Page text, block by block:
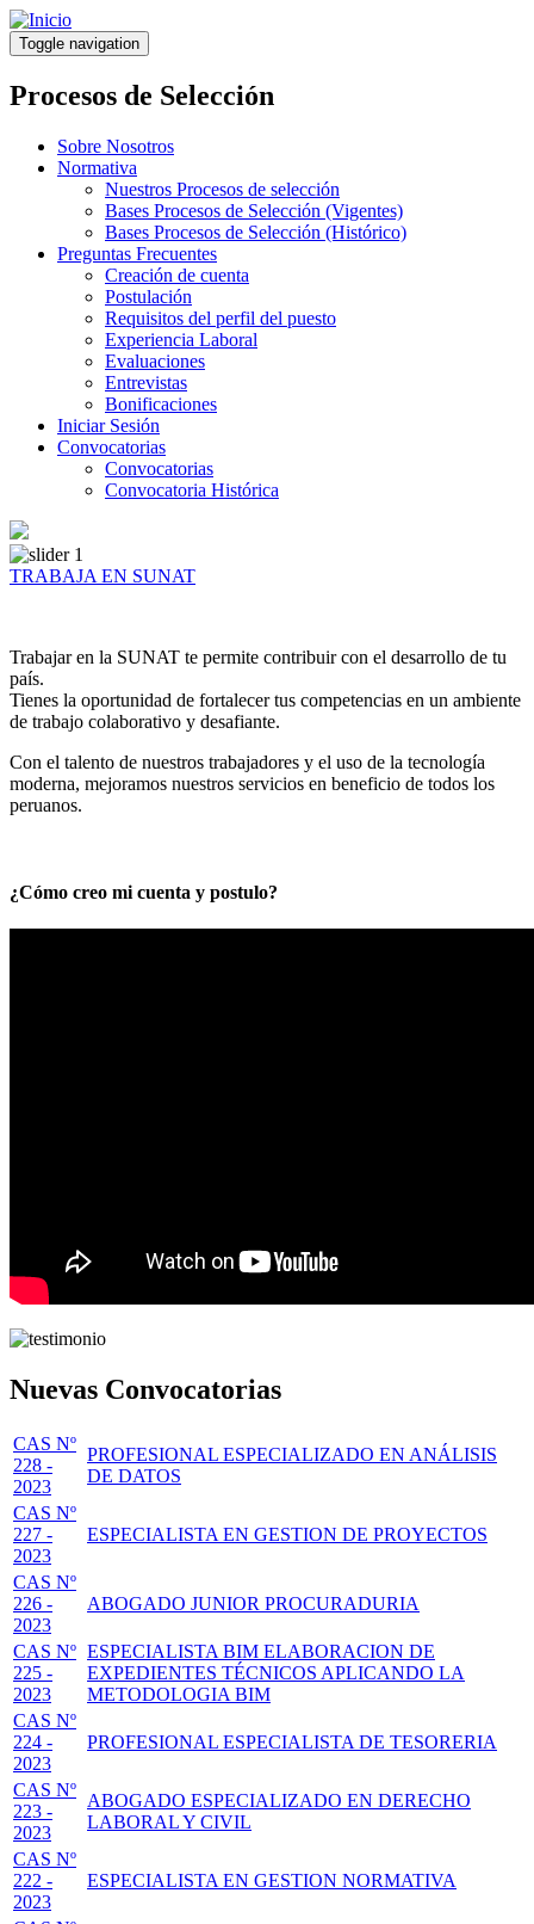
Pasar
al
contenido
principal
Toggle navigation
Procesos de Selección
Sobre Nosotros
Normativa
Nuestros Procesos de selección
Bases Procesos de Selección (Vigentes)
Bases Procesos de Selección (Histórico)
Preguntas Frecuentes
Creación de cuenta
Postulación
Requisitos del perfil del puesto
Experiencia Laboral
Evaluaciones
Entrevistas
Bonificaciones
Iniciar Sesión
Convocatorias
Convocatorias
Convocatoria Histórica
TRABAJA EN SUNAT
Trabajar en la SUNAT te permite contribuir con el desarrollo de tu
país.
Tienes la oportunidad de fortalecer tus competencias en un ambiente
de trabajo colaborativo y desafiante.
Con el talento de nuestros trabajadores y el uso de la tecnología
moderna, mejoramos nuestros servicios en beneficio de todos los
peruanos.
¿Cómo creo mi cuenta y postulo?
Nuevas Convocatorias
CAS Nº
228 -
2023
PROFESIONAL ESPECIALIZADO EN ANÁLISIS
DE DATOS
CAS Nº
227 -
2023
ESPECIALISTA EN GESTION DE PROYECTOS
CAS Nº
226 -
2023
ABOGADO JUNIOR PROCURADURIA
CAS Nº
225 -
2023
ESPECIALISTA BIM ELABORACION DE
EXPEDIENTES TÉCNICOS APLICANDO LA
METODOLOGIA BIM
CAS Nº
224 -
2023
PROFESIONAL ESPECIALISTA DE TESORERIA
CAS Nº
223 -
2023
ABOGADO ESPECIALIZADO EN DERECHO
LABORAL Y CIVIL
CAS Nº
222 -
2023
ESPECIALISTA EN GESTION NORMATIVA